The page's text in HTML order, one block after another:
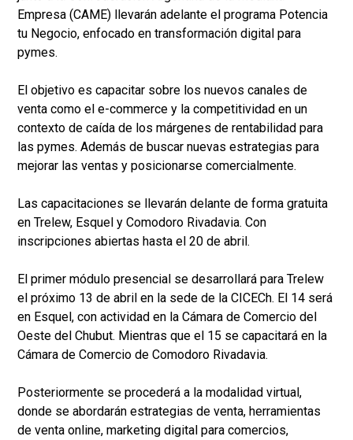
Empresa (CAME) llevarán adelante el programa Potencia
tu Negocio, enfocado en transformación digital para
pymes.
El objetivo es capacitar sobre los nuevos canales de
venta como el e-commerce y la competitividad en un
contexto de caída de los márgenes de rentabilidad para
las pymes. Además de buscar nuevas estrategias para
mejorar las ventas y posicionarse comercialmente.
Las capacitaciones se llevarán delante de forma gratuita
en Trelew, Esquel y Comodoro Rivadavia. Con
inscripciones abiertas hasta el 20 de abril.
El primer módulo presencial se desarrollará para Trelew
el próximo 13 de abril en la sede de la CICECh. El 14 será
en Esquel, con actividad en la Cámara de Comercio del
Oeste del Chubut. Mientras que el 15 se capacitará en la
Cámara de Comercio de Comodoro Rivadavia.
Posteriormente se procederá a la modalidad virtual,
donde se abordarán estrategias de venta, herramientas
de venta online, marketing digital para comercios,